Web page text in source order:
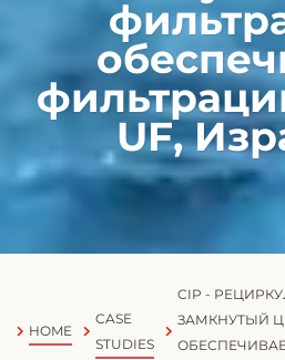
UF,
HOME
CASE
STUDIES
CIP -
ЗАМКНУТЫЙ